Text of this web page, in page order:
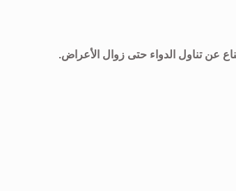
عن تناول الدواء حتى زوال الأعراض.